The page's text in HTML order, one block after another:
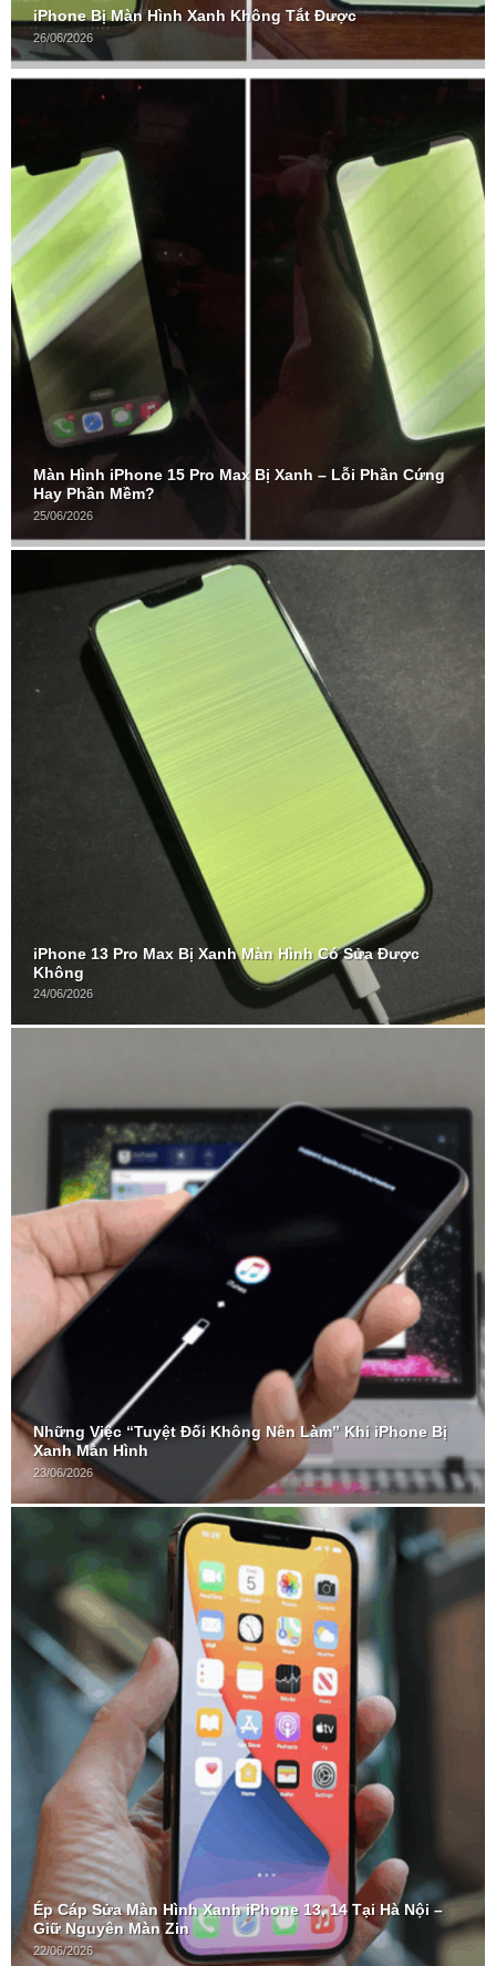
iPhone Bị Màn Hình Xanh Không Tắt Được
26/06/2026
Màn Hình iPhone 15 Pro Max Bị Xanh – Lỗi Phần Cứng
Hay Phần Mềm?
25/06/2026
iPhone 13 Pro Max Bị Xanh Màn Hình Có Sửa Được
Không
24/06/2026
Những Việc “Tuyệt Đối Không Nên Làm” Khi iPhone Bị
Xanh Màn Hình
23/06/2026
Ép Cáp Sửa Màn Hình Xanh iPhone 13, 14 Tại Hà Nội –
Giữ Nguyên Màn Zin
22/06/2026